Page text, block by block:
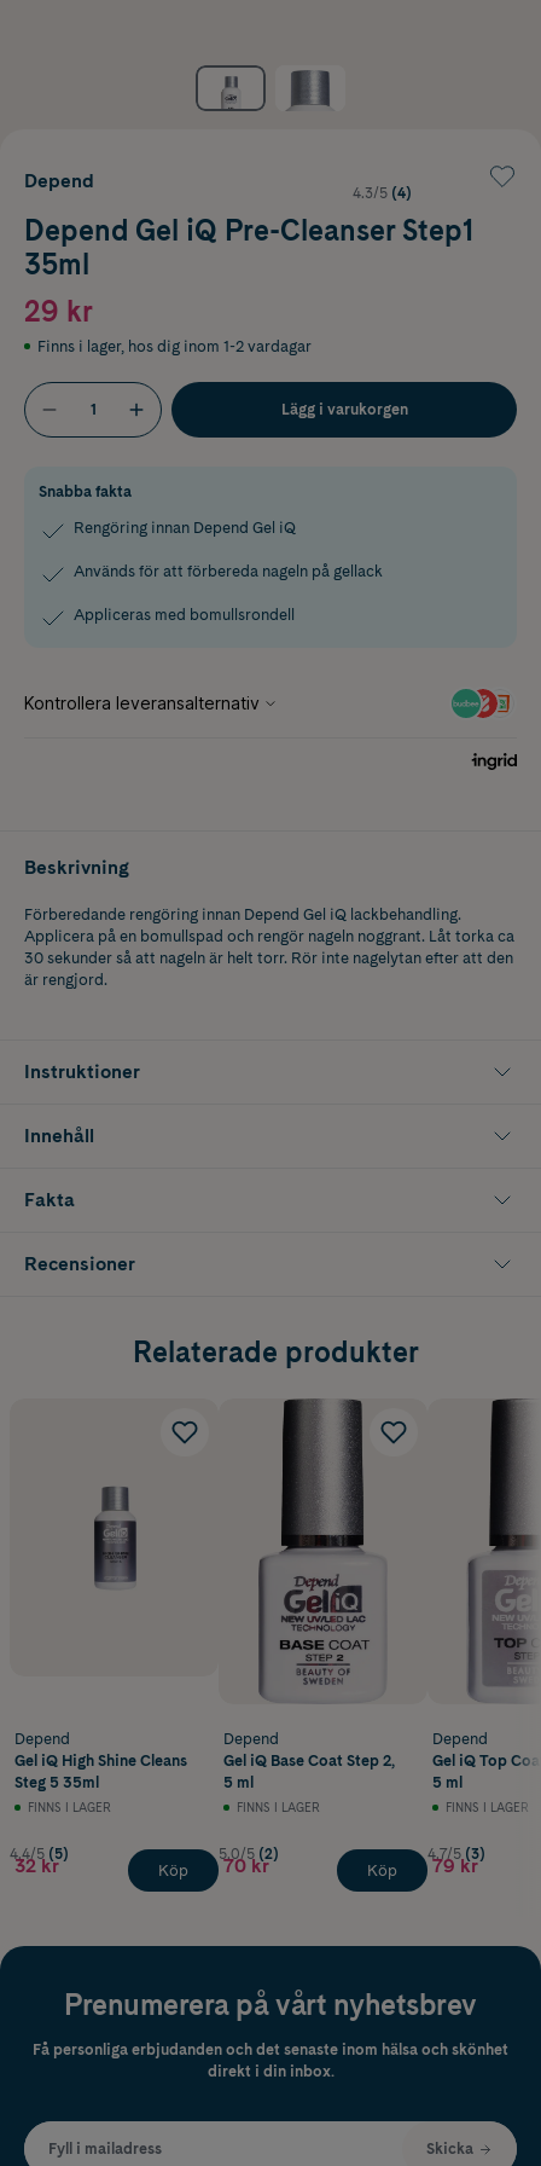
Depend
4.3/5 (4)
Depend Gel iQ Pre-Cleanser Step1
35ml
29 kr
Finns i lager, hos dig inom 1-2 vardagar
Lägg i varukorgen
Snabba fakta
Rengöring innan Depend Gel iQ
Används för att förbereda nageln på gellack
Appliceras med bomullsrondell
Beskrivning
Förberedande rengöring innan Depend Gel iQ lackbehandling.
Applicera på en bomullspad och rengör nageln noggrant. Låt torka ca
30 sekunder så att nageln är helt torr. Rör inte nagelytan efter att den
är rengjord.
Instruktioner
Innehåll
Fakta
Recensioner
Relaterade produkter
Depend
Gel iQ High Shine Cleans
Steg 5 35ml
FINNS I LAGER
4.4/5 (5)
32 kr Köp
Depend
Gel iQ Base Coat Step 2,
5 ml
FINNS I LAGER
5.0/5 (2)
70 kr Köp
Depend
Gel iQ Top
5 ml
FINNS I LAGER
4.7/5 (3)
79 kr
Prenumerera på vårt nyhetsbrev
Få personliga erbjudanden och det senaste inom hälsa och skönhet
direkt i din inbox.
Fyll i mailadress Skicka